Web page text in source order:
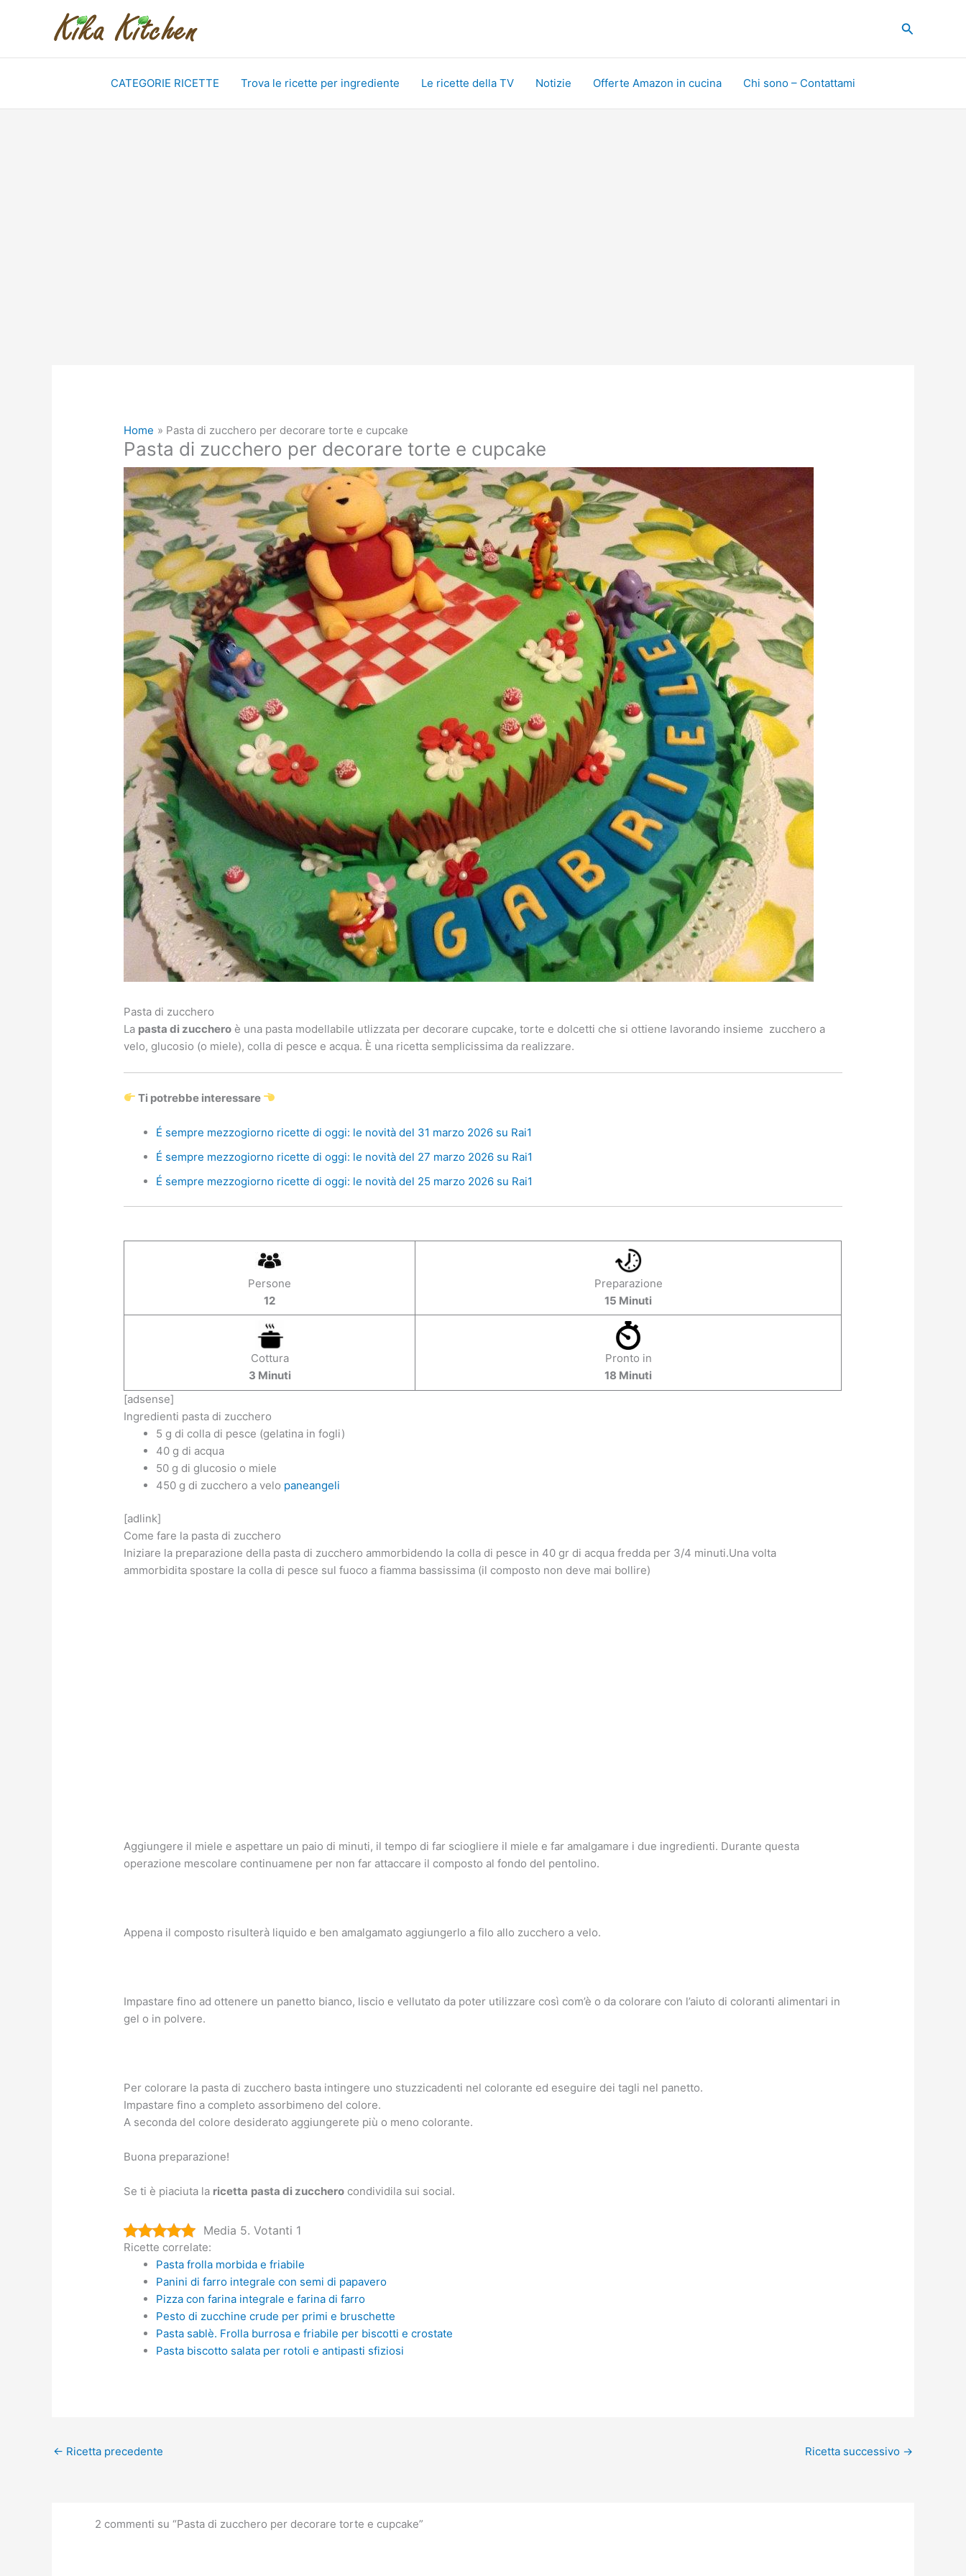
Cerca
CATEGORIE RICETTE Trova le ricette per ingrediente Le ricette della TV Notizie Offerte Amazon in cucina Chi sono – Contattami
Home Pasta di zucchero per decorare torte e cupcake
Pasta di zucchero per decorare torte e cupcake
Pasta di zucchero
La pasta di zucchero è una pasta modellabile utlizzata per decorare cupcake, torte e dolcetti che si ottiene lavorando insieme zucchero a
velo, glucosio (o miele), colla di pesce e acqua. È una ricetta semplicissima da realizzare.
Ti potrebbe interessare
É sempre mezzogiorno ricette di oggi: le novità del 31 marzo 2026 su Rai1
É sempre mezzogiorno ricette di oggi: le novità del 27 marzo 2026 su Rai1
É sempre mezzogiorno ricette di oggi: le novità del 25 marzo 2026 su Rai1
Persone
12
Preparazione
15 Minuti
Cottura
3 Minuti
Pronto in
18 Minuti
[adsense]
Ingredienti pasta di zucchero
5 g di colla di pesce (gelatina in fogli)
40 g di acqua
50 g di glucosio o miele
450 g di zucchero a velo paneangeli
[adlink]
Come fare la pasta di zucchero
Iniziare la preparazione della pasta di zucchero ammorbidendo la colla di pesce in 40 gr di acqua fredda per 3/4 minuti.Una volta
ammorbidita spostare la colla di pesce sul fuoco a fiamma bassissima (il composto non deve mai bollire)
Aggiungere il miele e aspettare un paio di minuti, il tempo di far sciogliere il miele e far amalgamare i due ingredienti. Durante questa
operazione mescolare continuamene per non far attaccare il composto al fondo del pentolino.
Appena il composto risulterà liquido e ben amalgamato aggiungerlo a filo allo zucchero a velo.
Impastare fino ad ottenere un panetto bianco, liscio e vellutato da poter utilizzare così com’è o da colorare con l’aiuto di coloranti alimentari in
gel o in polvere.
Per colorare la pasta di zucchero basta intingere uno stuzzicadenti nel colorante ed eseguire dei tagli nel panetto.
Impastare fino a completo assorbimeno del colore.
A seconda del colore desiderato aggiungerete più o meno colorante.
Buona preparazione!
Se ti è piaciuta la ricetta pasta di zucchero condividila sui social.
Media 5. Votanti 1
Ricette correlate:
Pasta frolla morbida e friabile
Panini di farro integrale con semi di papavero
Pizza con farina integrale e farina di farro
Pesto di zucchine crude per primi e bruschette
Pasta sablè. Frolla burrosa e friabile per biscotti e crostate
Pasta biscotto salata per rotoli e antipasti sfiziosi
← Ricetta precedente Ricetta successivo →
2 commenti su “Pasta di zucchero per decorare torte e cupcake”